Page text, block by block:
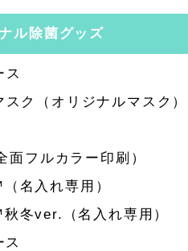
ル除菌グッズ
ス
ク（オリジナルマスク）
面フルカラー印刷）
名入れ専用）
冬ver.（名入れ専用）
ス